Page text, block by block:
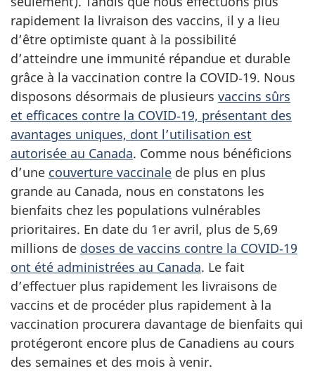
rapidement la livraison des vaccins, il y a lieu
d’être optimiste quant à la possibilité
d’atteindre une immunité répandue et durable
grâce à la vaccination contre la COVID‑19. Nous
disposons désormais de plusieurs vaccins sûrs
et efficaces contre la COVID‑19, présentant des
avantages uniques, dont l’utilisation est
autorisée au Canada. Comme nous bénéficions
d’une couverture vaccinale de plus en plus
grande au Canada, nous en constatons les
bienfaits chez les populations vulnérables
prioritaires. En date du 1er avril, plus de 5,69
millions de doses de vaccins contre la COVID‑19
ont été administrées au Canada. Le fait
d’effectuer plus rapidement les livraisons de
vaccins et de procéder plus rapidement à la
vaccination procurera davantage de bienfaits qui
protégeront encore plus de Canadiens au cours
des semaines et des mois à venir.